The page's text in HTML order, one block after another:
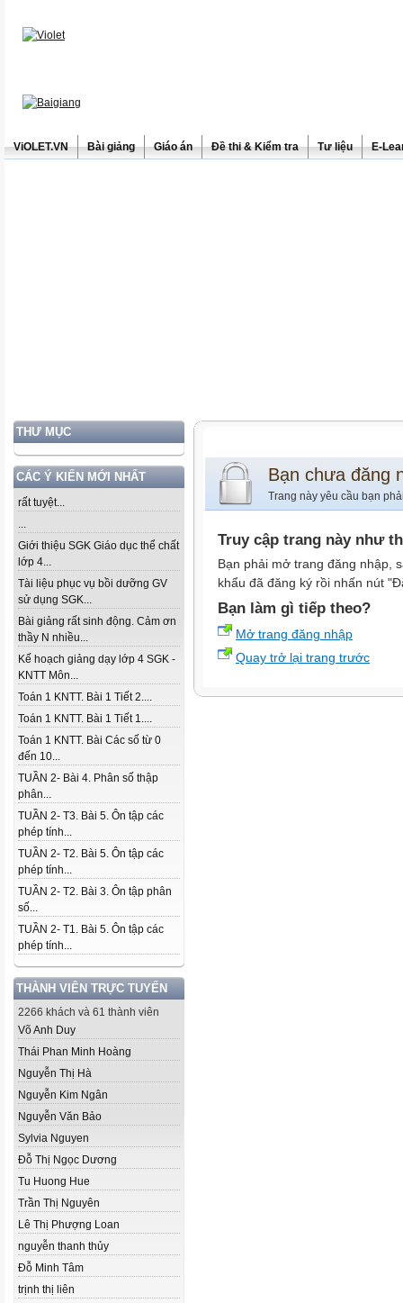
ViOLET.VN Bài giảng Giáo án Đề thi & Kiểm tra Tư liệu E-
THƯ MỤC
CÁC Ý KIẾN MỚI NHẤT
rất tuyệt...
...
Giới thiệu SGK Giáo dục thể chất
lớp 4...
Tài liệu phục vụ bồi dưỡng GV
sử dụng SGK...
Bài giảng rất sinh động. Cảm ơn
thầy N nhiều...
Kế hoạch giảng dạy lớp 4 SGK -
KNTT Môn...
Toán 1 KNTT. Bài 1 Tiết 2....
Toán 1 KNTT. Bài 1 Tiết 1....
Toán 1 KNTT. Bài Các số từ 0
đến 10...
TUẦN 2- Bài 4. Phân số thập
phân...
TUẦN 2- T3. Bài 5. Ôn tập các
phép tính...
TUẦN 2- T2. Bài 5. Ôn tập các
phép tính...
TUẦN 2- T2. Bài 3. Ôn tập phân
số...
TUẦN 2- T1. Bài 5. Ôn tập các
phép tính...
THÀNH VIÊN TRỰC TUYẾN
2266 khách và 61 thành viên
Võ Anh Duy
Thái Phan Minh Hoàng
Nguyễn Thị Hà
Nguyễn Kim Ngân
Nguyễn Văn Bảo
Sylvia Nguyen
Đỗ Thị Ngọc Dương
Tu Huong Hue
Trần Thị Nguyên
Lê Thị Phượng Loan
nguyễn thanh thủy
Đỗ Minh Tâm
trịnh thị liên
Bạn chưa đăng
Trang này yêu cầu bạn
Truy cập trang này như
Bạn phải mở trang đăng nhập,
khẩu đã đăng ký rồi nhấn nút
Bạn làm gì tiếp theo?
Mở trang đăng nhập
Quay trở lại trang trước